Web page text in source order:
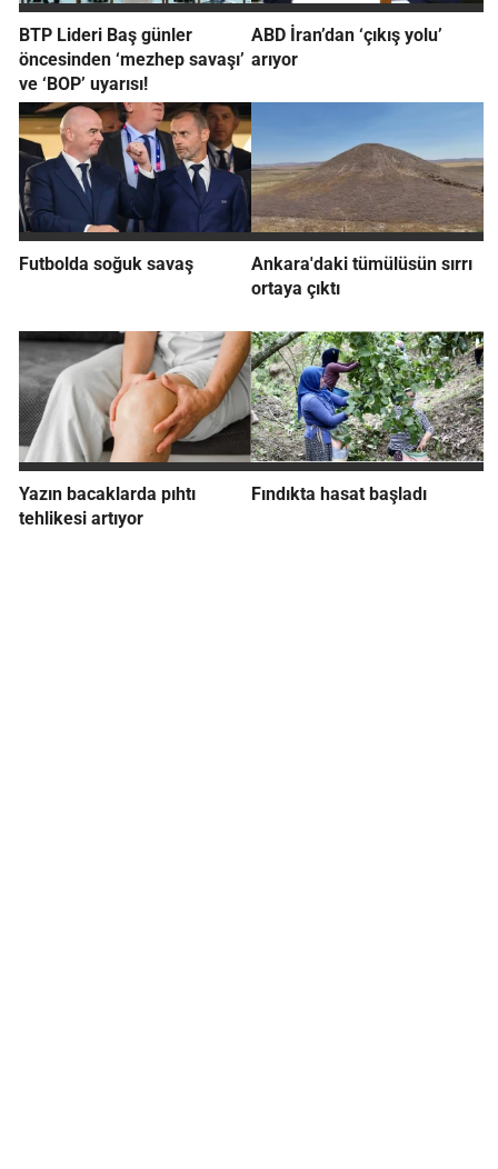
BTP Lideri Baş günler
öncesinden ‘mezhep savaşı’
ve ‘BOP’ uyarısı!
ABD İran’dan ‘çıkış yolu’
arıyor
Futbolda soğuk savaş
Ankara'daki tümülüsün sırrı
ortaya çıktı
Yazın bacaklarda pıhtı
tehlikesi artıyor
Fındıkta hasat başladı